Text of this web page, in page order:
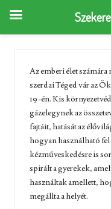
Az emberi élet
szerdai Téged vár az
19-én. Kis
gázelegynek az
fajtáit, hatását az
hogyan használható fel
kézműveskedésre is
spirált a gyerekek,
használtak amellett,
megállta a helyét.